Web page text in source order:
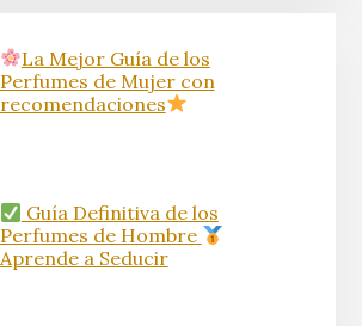
La Mejor Guía de los
Perfumes de Mujer con
recomendaciones
Guía Definitiva de los
Perfumes de Hombre
Aprende a Seducir